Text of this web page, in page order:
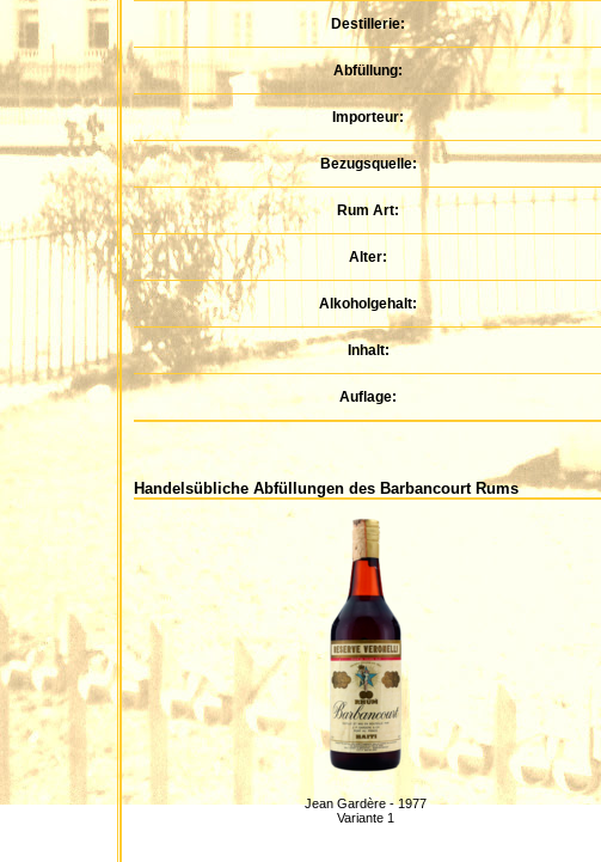
Destillerie:
Abfüllung:
Importeur:
Bezugsquelle:
Rum Art:
Alter:
Alkoholgehalt:
Inhalt:
Auflage:
Handelsübliche Abfüllungen des Barbancourt Rums
Jean Gardère - 1977
Variante 1